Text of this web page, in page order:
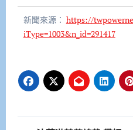
新聞來源： https://
iType=1003&n_id=291417